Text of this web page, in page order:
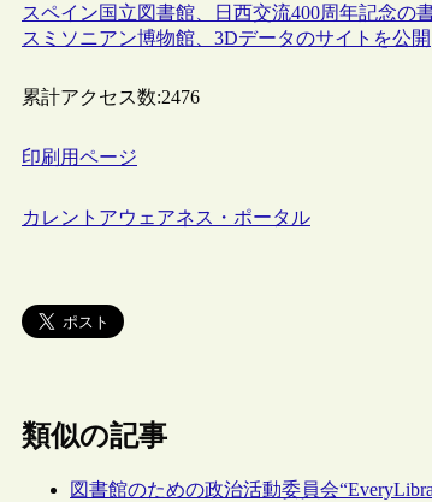
スペイン国立図書館、日西交流400周年記念の
スミソニアン博物館、3Dデータのサイトを公開
累計アクセス数:2476
印刷用ページ
カレントアウェアネス・ポータル
類似の記事
図書館のための政治活動委員会